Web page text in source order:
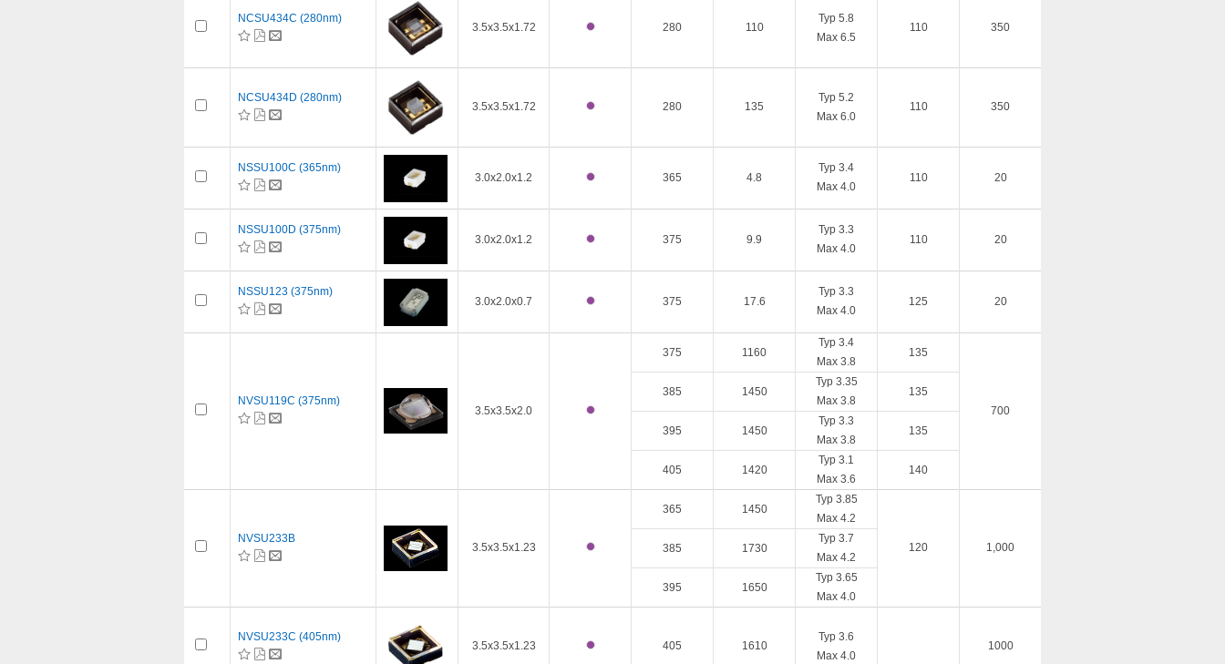
NCSU434C (280nm)
3.5x3.5x1.72 280 110
Typ 5.8
Max 6.5
110 350
NCSU434D (280nm)
3.5x3.5x1.72 280 135
Typ 5.2
Max 6.0
110 350
NSSU100C (365nm)
3.0x2.0x1.2 365 4.8
Typ 3.4
Max 4.0
110 20
NSSU100D (375nm)
3.0x2.0x1.2 375 9.9
Typ 3.3
Max 4.0
110 20
NSSU123 (375nm)
3.0x2.0x0.7 375 17.6
Typ 3.3
Max 4.0
125 20
NVSU119C (375nm)
3.5x3.5x2.0
375
385
395
405
1160
1450
1450
1420
Typ 3.4
Max 3.8
Typ 3.35
Max 3.8
Typ 3.3
Max 3.8
Typ 3.1
Max 3.6
135
135
135
140
700
NVSU233B
3.5x3.5x1.23
365
385
395
1450
1730
1650
Typ 3.85
Max 4.2
Typ 3.7
Max 4.2
Typ 3.65
Max 4.0
120 1,000
NVSU233C (405nm)
3.5x3.5x1.23 405 1610
Typ 3.6
Max 4.0
1000